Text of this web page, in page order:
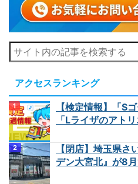
アクセスランキング
【検定情報】「S
「Lライザのアト
【閉店】埼玉県
デン大宮北』が8